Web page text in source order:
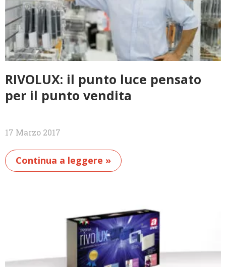
RIVOLUX: il punto luce pensato
per il punto vendita
17 Marzo 2017
Continua a leggere »